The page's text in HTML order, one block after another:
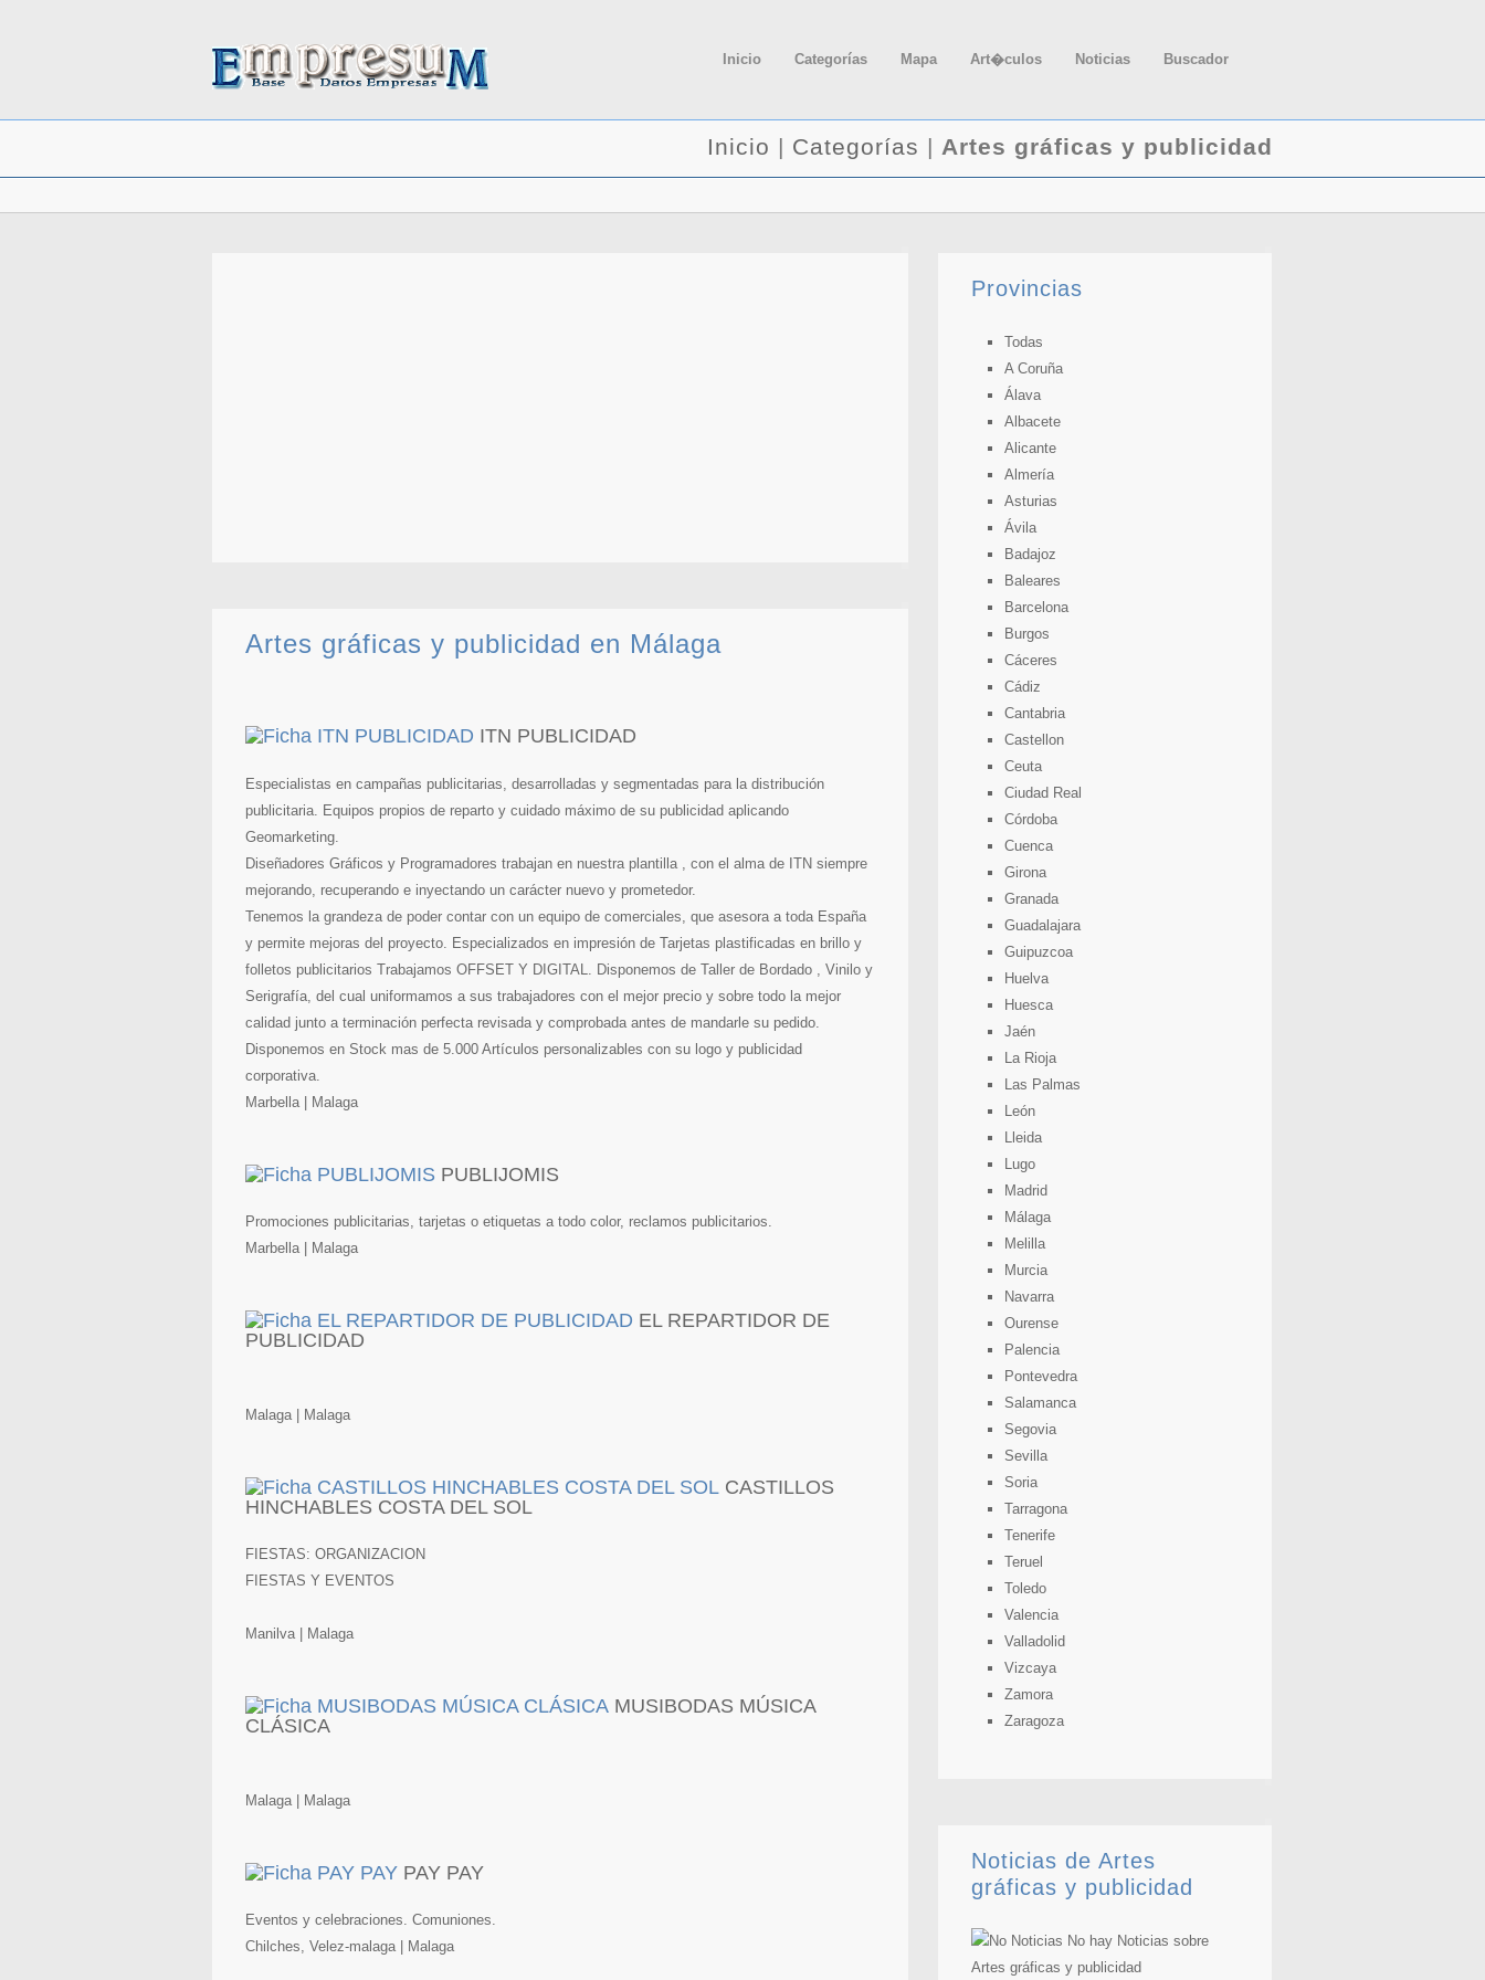
Inicio Categorías Mapa Art�culos Noticias Buscador
Inicio | Categorías | Artes gráficas y publicidad
Artes gráficas y publicidad en Málaga
ITN PUBLICIDAD
Especialistas en campañas publicitarias, desarrolladas y segmentadas para la distribución
publicitaria. Equipos propios de reparto y cuidado máximo de su publicidad aplicando
Geomarketing.
Diseñadores Gráficos y Programadores trabajan en nuestra plantilla , con el alma de ITN siempre
mejorando, recuperando e inyectando un carácter nuevo y prometedor.
Tenemos la grandeza de poder contar con un equipo de comerciales, que asesora a toda España
y permite mejoras del proyecto. Especializados en impresión de Tarjetas plastificadas en brillo y
folletos publicitarios Trabajamos OFFSET Y DIGITAL. Disponemos de Taller de Bordado , Vinilo y
Serigrafía, del cual uniformamos a sus trabajadores con el mejor precio y sobre todo la mejor
calidad junto a terminación perfecta revisada y comprobada antes de mandarle su pedido.
Disponemos en Stock mas de 5.000 Artículos personalizables con su logo y publicidad
corporativa.
Marbella | Malaga
PUBLIJOMIS
Promociones publicitarias, tarjetas o etiquetas a todo color, reclamos publicitarios.
Marbella | Malaga
EL REPARTIDOR DE
PUBLICIDAD
Malaga | Malaga
CASTILLOS
HINCHABLES COSTA DEL SOL
FIESTAS: ORGANIZACION
FIESTAS Y EVENTOS
Manilva | Malaga
MUSIBODAS MÚSICA
CLÁSICA
Malaga | Malaga
PAY PAY
Eventos y celebraciones. Comuniones.
Chilches, Velez-malaga | Malaga
Provincias
Todas
A Coruña
Álava
Albacete
Alicante
Almería
Asturias
Ávila
Badajoz
Baleares
Barcelona
Burgos
Cáceres
Cádiz
Cantabria
Castellon
Ceuta
Ciudad Real
Córdoba
Cuenca
Girona
Granada
Guadalajara
Guipuzcoa
Huelva
Huesca
Jaén
La Rioja
Las Palmas
León
Lleida
Lugo
Madrid
Málaga
Melilla
Murcia
Navarra
Ourense
Palencia
Pontevedra
Salamanca
Segovia
Sevilla
Soria
Tarragona
Tenerife
Teruel
Toledo
Valencia
Valladolid
Vizcaya
Zamora
Zaragoza
Noticias de Artes
gráficas y publicidad
No hay Noticias sobre
Artes gráficas y publicidad